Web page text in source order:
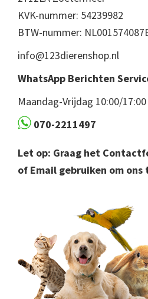
KVK-nummer: 54239982
BTW-nummer:
info@123dierenshop.nl
WhatsApp Berichten
Maandag-Vrijdag 10:00/17:00
070-2211497
Let op: Graag het
of Email gebruiken om